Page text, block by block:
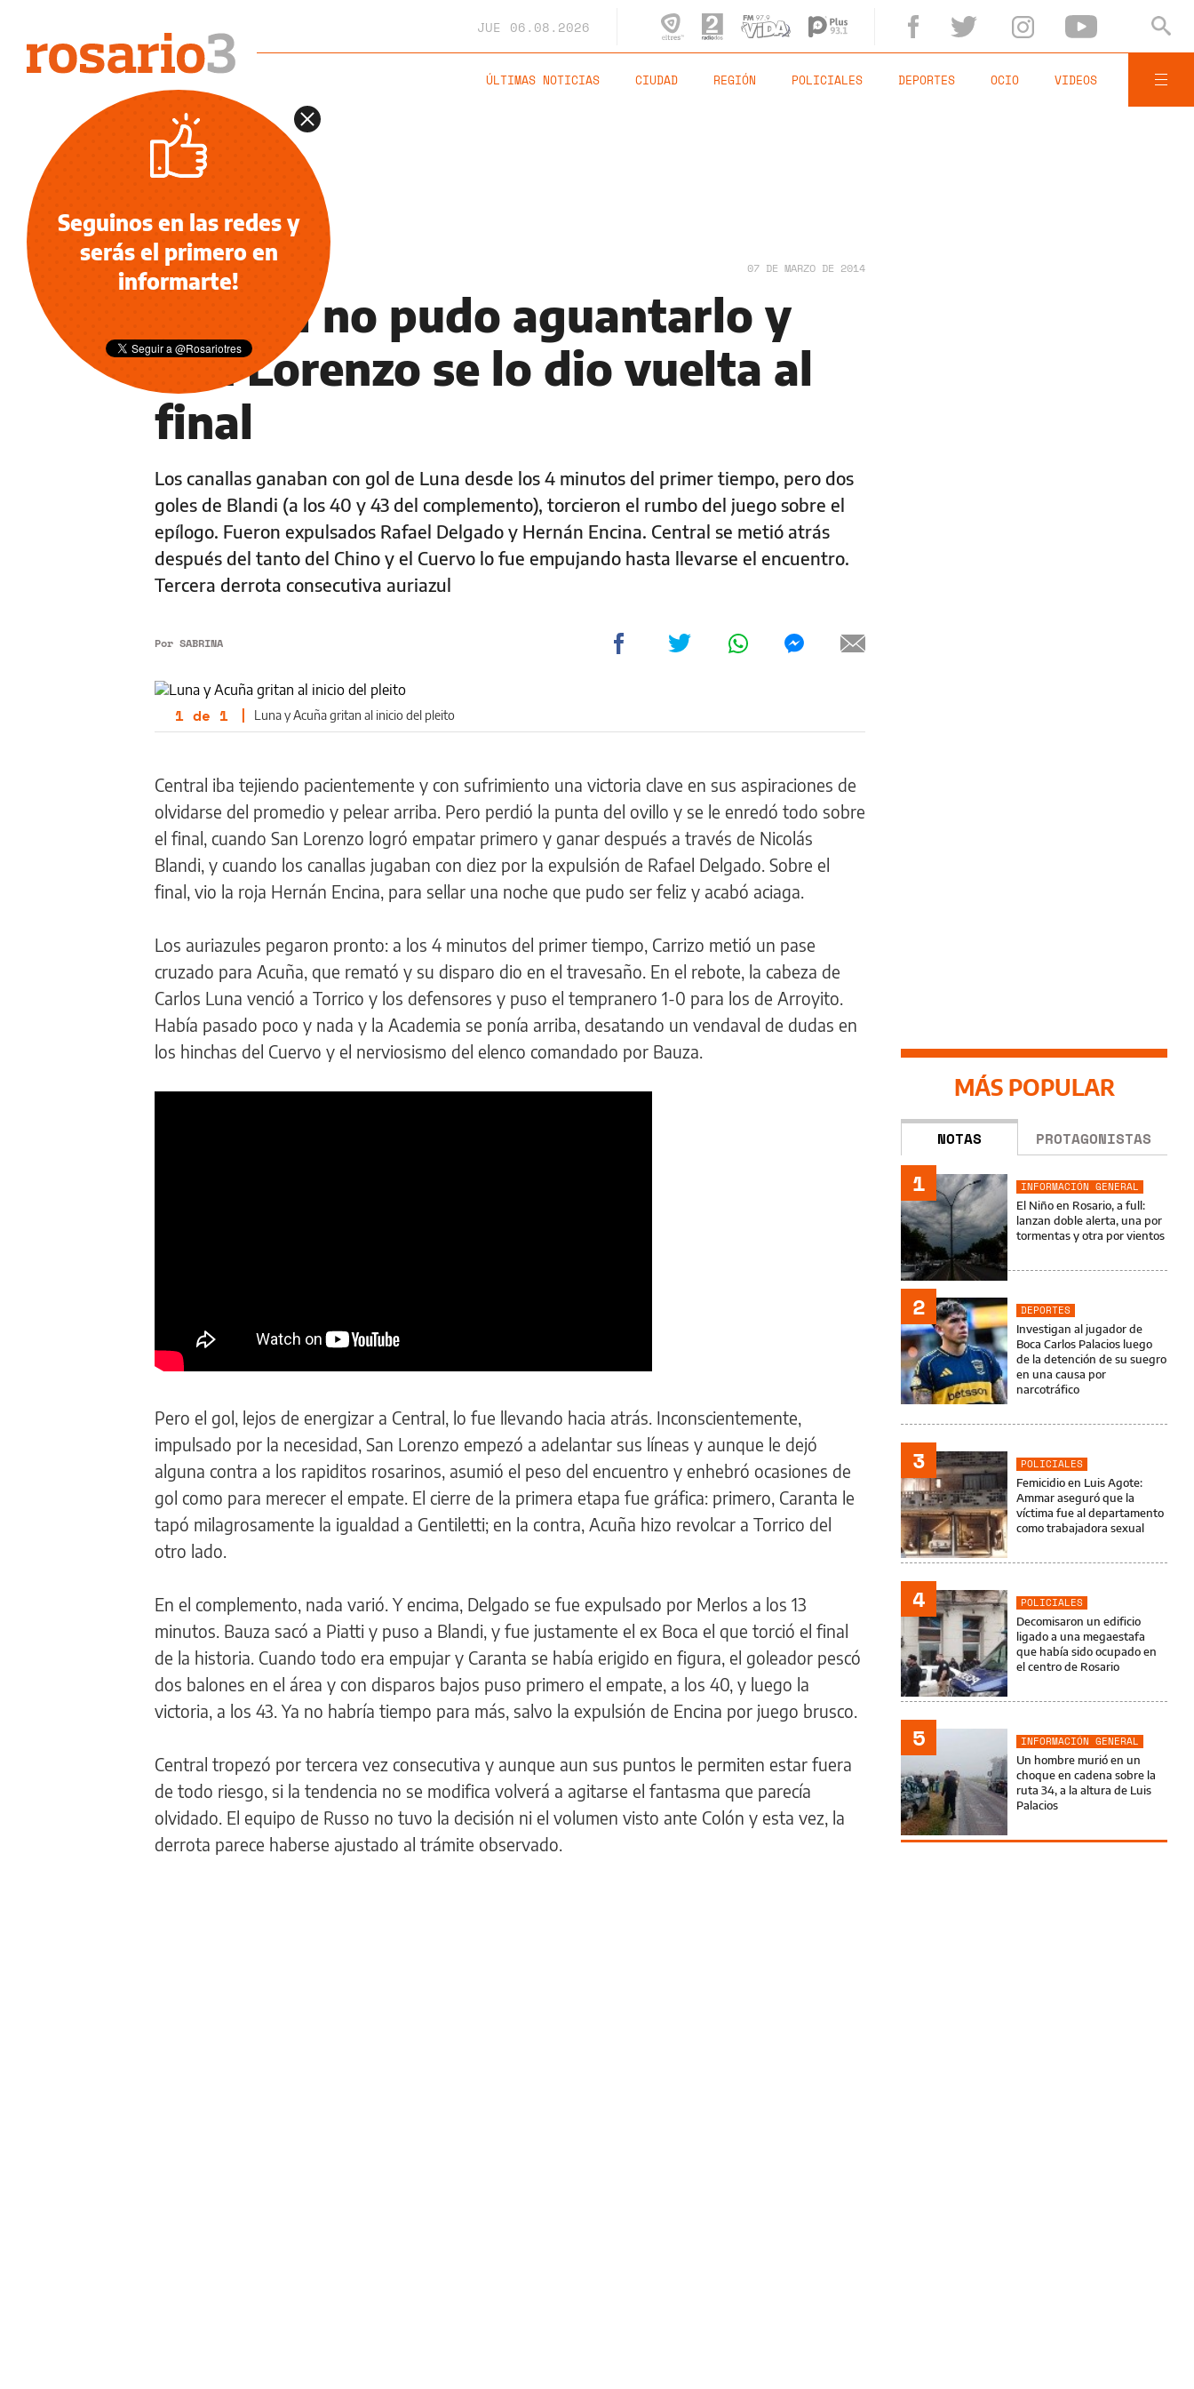
JUE 06.08.2026
ÚLTIMAS NOTICIAS CIUDAD REGIÓN POLICIALES DEPORTES OCIO VIDEOS
NOTICIAS 07 DE MARZO DE 2014
Central no pudo aguantarlo y
San Lorenzo se lo dio vuelta al
final
Los canallas ganaban con gol de Luna desde los 4 minutos del primer tiempo, pero dos
goles de Blandi (a los 40 y 43 del complemento), torcieron el rumbo del juego sobre el
epílogo. Fueron expulsados Rafael Delgado y Hernán Encina. Central se metió atrás
después del tanto del Chino y el Cuervo lo fue empujando hasta llevarse el encuentro.
Tercera derrota consecutiva auriazul
Por SABRINA
1 de 1 | Luna y Acuña gritan al inicio del pleito
Central iba tejiendo pacientemente y con sufrimiento una victoria clave en sus aspiraciones de
olvidarse del promedio y pelear arriba. Pero perdió la punta del ovillo y se le enredó todo sobre
el final, cuando San Lorenzo logró empatar primero y ganar después a través de Nicolás
Blandi, y cuando los canallas jugaban con diez por la expulsión de Rafael Delgado. Sobre el
final, vio la roja Hernán Encina, para sellar una noche que pudo ser feliz y acabó aciaga.
Los auriazules pegaron pronto: a los 4 minutos del primer tiempo, Carrizo metió un pase
cruzado para Acuña, que remató y su disparo dio en el travesaño. En el rebote, la cabeza de
Carlos Luna venció a Torrico y los defensores y puso el tempranero 1-0 para los de Arroyito.
Había pasado poco y nada y la Academia se ponía arriba, desatando un vendaval de dudas en
los hinchas del Cuervo y el nerviosismo del elenco comandado por Bauza.
Pero el gol, lejos de energizar a Central, lo fue llevando hacia atrás. Inconscientemente,
impulsado por la necesidad, San Lorenzo empezó a adelantar sus líneas y aunque le dejó
alguna contra a los rapiditos rosarinos, asumió el peso del encuentro y enhebró ocasiones de
gol como para merecer el empate. El cierre de la primera etapa fue gráfica: primero, Caranta le
tapó milagrosamente la igualdad a Gentiletti; en la contra, Acuña hizo revolcar a Torrico del
otro lado.
En el complemento, nada varió. Y encima, Delgado se fue expulsado por Merlos a los 13
minutos. Bauza sacó a Piatti y puso a Blandi, y fue justamente el ex Boca el que torció el final
de la historia. Cuando todo era empujar y Caranta se había erigido en figura, el goleador pescó
dos balones en el área y con disparos bajos puso primero el empate, a los 40, y luego la
victoria, a los 43. Ya no habría tiempo para más, salvo la expulsión de Encina por juego brusco.
Central tropezó por tercera vez consecutiva y aunque aun sus puntos le permiten estar fuera
de todo riesgo, si la tendencia no se modifica volverá a agitarse el fantasma que parecía
olvidado. El equipo de Russo no tuvo la decisión ni el volumen visto ante Colón y esta vez, la
derrota parece haberse ajustado al trámite observado.
MÁS POPULAR
NOTAS PROTAGONISTAS
1
INFORMACIÓN GENERAL
El Niño en Rosario, a full:
lanzan doble alerta, una por
tormentas y otra por vientos
2
DEPORTES
Investigan al jugador de
Boca Carlos Palacios luego
de la detención de su suegro
en una causa por
narcotráfico
3
POLICIALES
Femicidio en Luis Agote:
Ammar aseguró que la
víctima fue al departamento
como trabajadora sexual
4
POLICIALES
Decomisaron un edificio
ligado a una megaestafa
que había sido ocupado en
el centro de Rosario
5
INFORMACIÓN GENERAL
Un hombre murió en un
choque en cadena sobre la
ruta 34, a la altura de Luis
Palacios
Seguinos en las redes y
serás el primero en
informarte!